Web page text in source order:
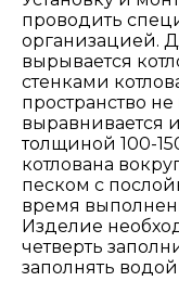
проводить
организацией.
вырывается
стенками
пространство
выравнивается
толщиной 100-
котлована
песком с
время
Изделие
четверть
заполнять